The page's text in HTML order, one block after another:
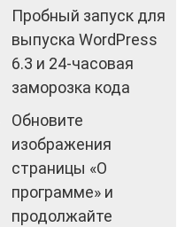
Пробный запуск для
выпуска WordPress
6.3 и 24-часовая
заморозка кода
Обновите
изображения
страницы «О
программе» и
продолжайте